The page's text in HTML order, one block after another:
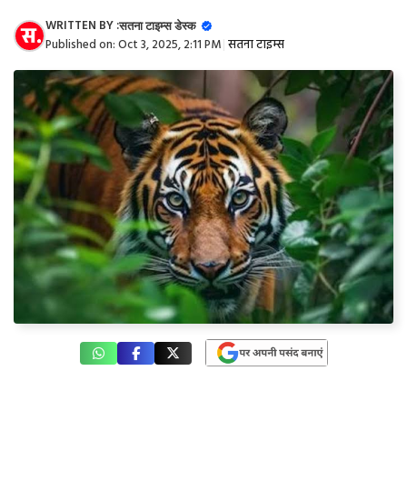
WRITTEN BY :सतना टाइम्स डेस्क
Published on:Oct 3, 2025, 2:11 PM सतना टाइम्स